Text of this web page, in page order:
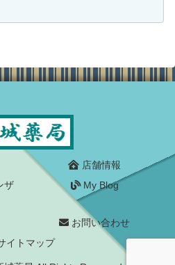
り、ノートや答案用紙が湿ったり、
店舗情報
ザ
My Blog
お問い合わせ
イトマップ